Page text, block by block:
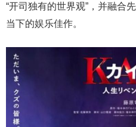
“开司独有的世界观”，并融合
当下的娱乐佳作。